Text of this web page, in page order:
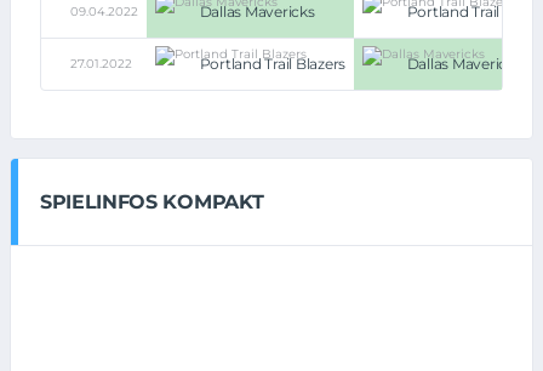
09.04.2022 Dallas Mavericks Portland Trail
27.01.2022 Portland Trail Blazers Dallas Mavericks
SPIELINFOS KOMPAKT